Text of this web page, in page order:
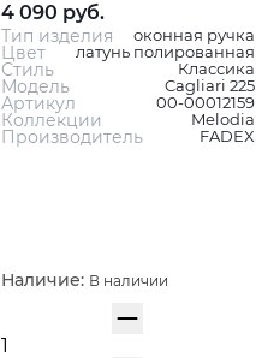
4 090 руб.
Тип изделия оконная ручка
Цвет латунь полированная
Стиль Классика
Модель Cagliari 225
Артикул 00-00012159
Коллекции Melodia
Производитель FADEX
Наличие: В наличии